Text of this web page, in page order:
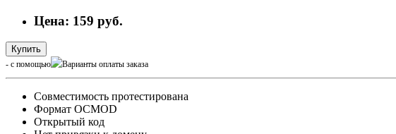
Цена: 159 руб.
Купить
- с помощью
Cовместимость протестирована
Формат OCMOD
Открытый код